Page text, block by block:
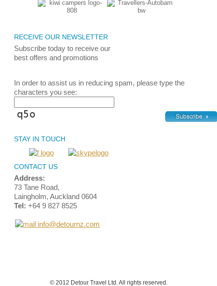
RECEIVE OUR NEWSLETTER
Subscribe today to receive our
best offers and promotions
In order to assist us in reducing spam, please type the
characters you see:
STAY IN TOUCH
CONTACT US
Address:
73 Tane Road,
Laingholm, Auckland 0604
Tel: +64 9 827 8525
info@detournz.com
© 2012 Detour Travel Ltd. All rights reserved.